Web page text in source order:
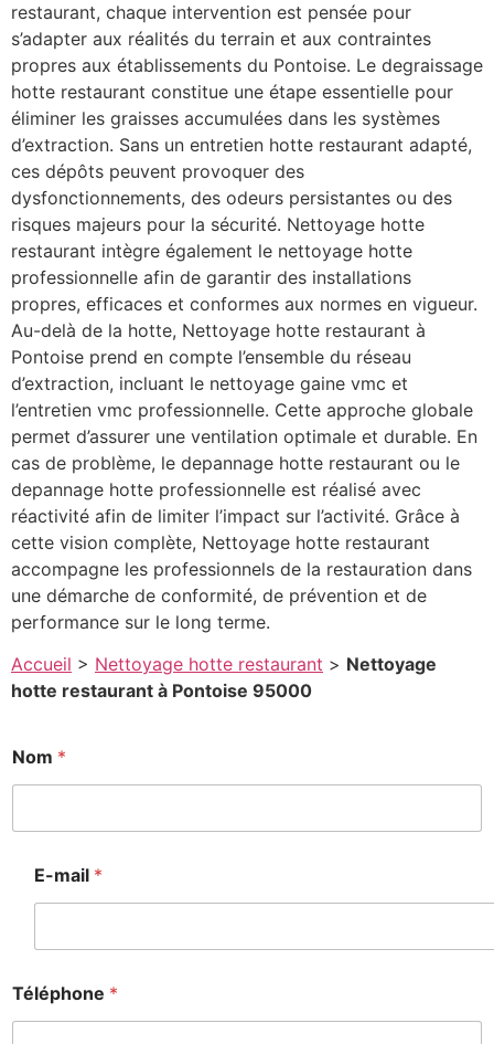
restaurant, chaque intervention est pensée pour
s’adapter aux réalités du terrain et aux contraintes
propres aux établissements du Pontoise. Le degraissage
hotte restaurant constitue une étape essentielle pour
éliminer les graisses accumulées dans les systèmes
d’extraction. Sans un entretien hotte restaurant adapté,
ces dépôts peuvent provoquer des
dysfonctionnements, des odeurs persistantes ou des
risques majeurs pour la sécurité. Nettoyage hotte
restaurant intègre également le nettoyage hotte
professionnelle afin de garantir des installations
propres, efficaces et conformes aux normes en vigueur.
Au-delà de la hotte, Nettoyage hotte restaurant à
Pontoise prend en compte l’ensemble du réseau
d’extraction, incluant le nettoyage gaine vmc et
l’entretien vmc professionnelle. Cette approche globale
permet d’assurer une ventilation optimale et durable. En
cas de problème, le depannage hotte restaurant ou le
depannage hotte professionnelle est réalisé avec
réactivité afin de limiter l’impact sur l’activité. Grâce à
cette vision complète, Nettoyage hotte restaurant
accompagne les professionnels de la restauration dans
une démarche de conformité, de prévention et de
performance sur le long terme.
Accueil > Nettoyage hotte restaurant > Nettoyage
hotte restaurant à Pontoise 95000
Nom *
E-mail *
Téléphone *